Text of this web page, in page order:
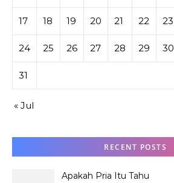
17 18 19 20 21 22 23
24 25 26 27 28 29 30
31
« Jul
RECENT POSTS
Apakah Pria Itu Tahu